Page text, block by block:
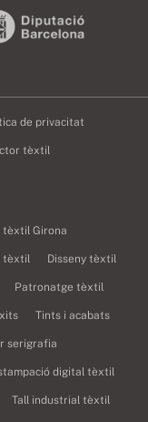
de privacitat
tèxtil
tèxtil Girona
tèxtil Disseny tèxtil
Patronatge tèxtil
Tints i acabats
serigrafia
digital tèxtil
Tall industrial tèxtil